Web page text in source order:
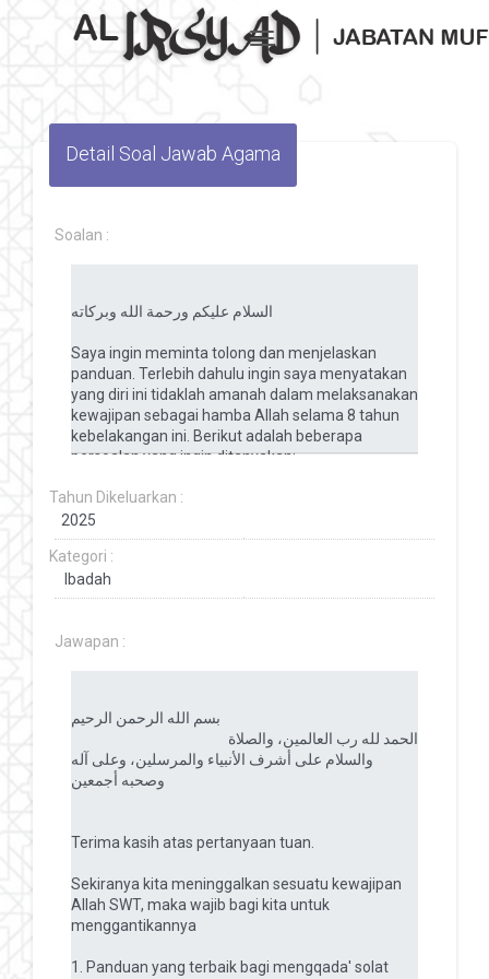
Toggle navigation
Detail Soal Jawab Agama
Soalan :
Tahun Dikeluarkan :
Kategori :
Jawapan :